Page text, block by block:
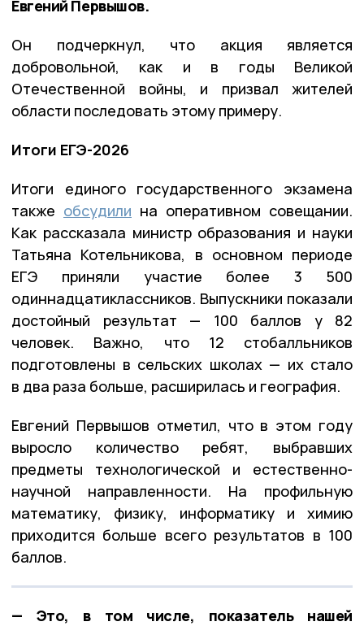
Евгений Первышов.
Он подчеркнул, что акция является
добровольной, как и в годы Великой
Отечественной войны, и призвал жителей
области последовать этому примеру.
Итоги ЕГЭ-2026
Итоги единого государственного экзамена
также обсудили на оперативном совещании.
Как рассказала министр образования и науки
Татьяна Котельникова, в основном периоде
ЕГЭ приняли участие более 3 500
одиннадцатиклассников. Выпускники показали
достойный результат — 100 баллов у 82
человек. Важно, что 12 стобалльников
подготовлены в сельских школах — их стало
в два раза больше, расширилась и география.
Евгений Первышов отметил, что в этом году
выросло количество ребят, выбравших
предметы технологической и естественно-
научной направленности. На профильную
математику, физику, информатику и химию
приходится больше всего результатов в 100
баллов.
— Это, в том числе, показатель нашей